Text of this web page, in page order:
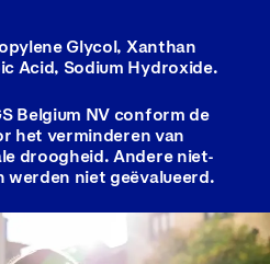
Glycol, Xanthan
Acid, Sodium Hydroxide.
Belgium NV conform de
het verminderen van
droogheid. Andere niet-
werden niet geëvalueerd.